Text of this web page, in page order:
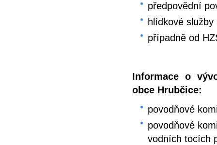
předpovědní
hlídkové
případně od
Informace o
obce Hrubčice:
povodňové
povodňové
vodních tocích